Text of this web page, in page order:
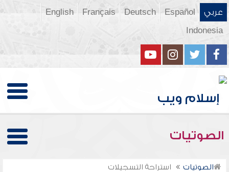
عربي Español
Deutsch
Français
English
Indonesia
الصوتيات
الصوتيات استراحة التسجيلات